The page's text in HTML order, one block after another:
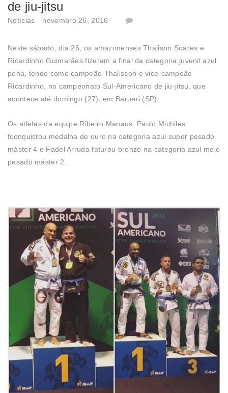
de jiu-jitsu
Notícias novembro 26, 2016
Neste sábado, dia 26, os amazonenses Thalison Soares e
Ricardinho Guimarães fizeram a final da categoria juvenil azul
pena, tendo como campeão Thalisson e vice-campeão
Ricardinho, no campeonato Sul-Americano de jiu-jitsu, que
acontece até domingo (27), em Barueri (SP)
Os atletas da equipe Ribeiro Manaus, Paulo Michiles
fconquistou medalha de ouro na categoria azul super pesado
máster 4 e Fadel Arruda faturou bronze na categoria azul meio
pesado máster 2.